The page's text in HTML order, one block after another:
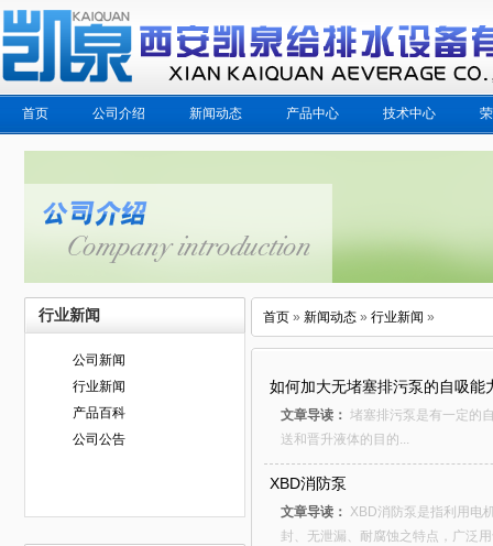
首页 公司介绍 新闻动态 产品中心 技术中心
行业新闻
公司新闻
行业新闻
产品百科
公司公告
首页» 新闻动态» 行业新闻 »
如何加大无堵塞排污泵的自吸能
文章导读： 堵塞排污泵是有一定的
送和晋升液体的目的...
XBD消防泵
文章导读： XBD消防泵是指利用电
封、无泄漏、耐腐蚀之特点，广泛